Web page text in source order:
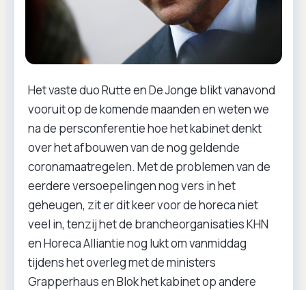
Het vaste duo Rutte en De Jonge blikt vanavond
vooruit op de komende maanden en weten we
na de persconferentie hoe het kabinet denkt
over het afbouwen van de nog geldende
coronamaatregelen. Met de problemen van de
eerdere versoepelingen nog vers in het
geheugen, zit er dit keer voor de horeca niet
veel in, tenzij het de brancheorganisaties KHN
en Horeca Alliantie nog lukt om vanmiddag
tijdens het overleg met de ministers
Grapperhaus en Blok het kabinet op andere